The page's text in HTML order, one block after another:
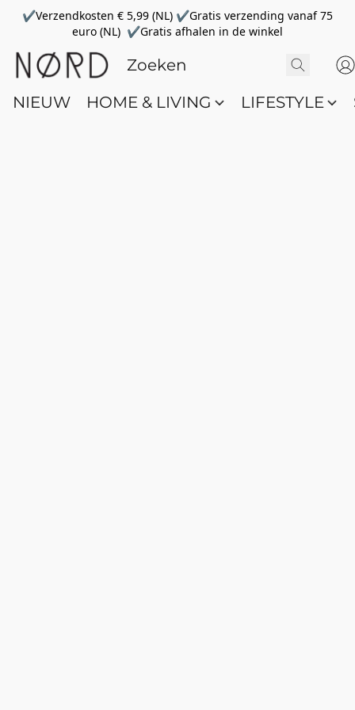
✔Verzendkosten € 5,99 (NL) ✔Gratis verzending vanaf 75
euro (NL) ✔Gratis afhalen in de winkel
NIEUW HOME & LIVING LIFESTYLE